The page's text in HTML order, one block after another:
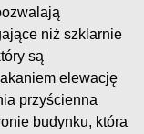
niż szklarnie
są
elewację
przyścienna
budynku, która